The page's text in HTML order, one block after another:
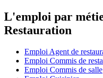
L'emploi par
Restauration
Emploi Agent de
Emploi Commis de
Emploi Commis de salle